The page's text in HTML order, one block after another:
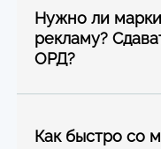
Нужно ли
рекламу?
ОРД?
Как быстро со